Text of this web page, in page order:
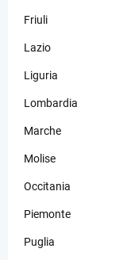
Friuli
Lazio
Liguria
Lombardia
Marche
Molise
Occitania
Piemonte
Puglia